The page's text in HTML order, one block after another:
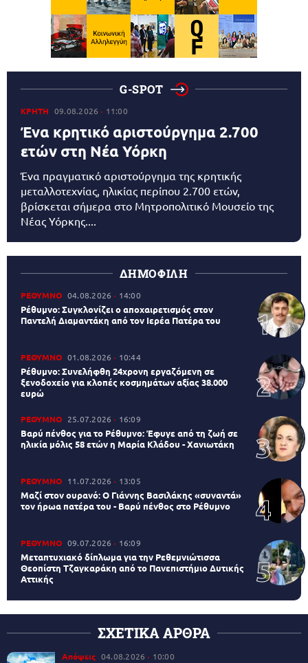
G-SPOT
ΚΡΗΤΗ 09.08.2026 11:00
Ένα κρητικό αριστούργημα 2.700
ετών στη Νέα Υόρκη
Ένα πραγματικό αριστούργημα της κρητικής
μεταλλοτεχνίας, ηλικίας περίπου 2.700 ετών,
βρίσκεται σήμερα στο Μητροπολιτικό Μουσείο της
Νέας Υόρκης....
ΔΗΜΟΦΙΛΗ
ΡΕΘΥΜΝΟ 04.08.2026 14:00
Ρέθυμνο: Συγκλονίζει ο αποχαιρετισμός στον
Παντελή Διαμαντάκη από τον Ιερέα Πατέρα του
ΡΕΘΥΜΝΟ 01.08.2026 10:44
Ρέθυμνο: Συνελήφθη 24χρονη εργαζόμενη σε
ξενοδοχείο για κλοπές κοσμημάτων αξίας 38.000
ευρώ
ΡΕΘΥΜΝΟ 25.07.2026 16:09
Βαρύ πένθος για το Ρέθυμνο: Έφυγε από τη ζωή σε
ηλικία μόλις 58 ετών η Μαρία Κλάδου - Χανιωτάκη
ΡΕΘΥΜΝΟ 11.07.2026 13:05
Μαζί στον ουρανό: Ο Γιάννης Βασιλάκης «συναντά»
τον ήρωα πατέρα του - Βαρύ πένθος στο Ρέθυμνο
ΡΕΘΥΜΝΟ 09.07.2026 16:09
Μεταπτυχιακό δίπλωμα για την Ρεθεμνιώτισσα
Θεοπίστη Τζαγκαράκη από το Πανεπιστήμιο Δυτικής
Αττικής
ΣΧΕΤΙΚΑ ΑΡΘΡΑ
Απόψεις 04.08.2026 10:00